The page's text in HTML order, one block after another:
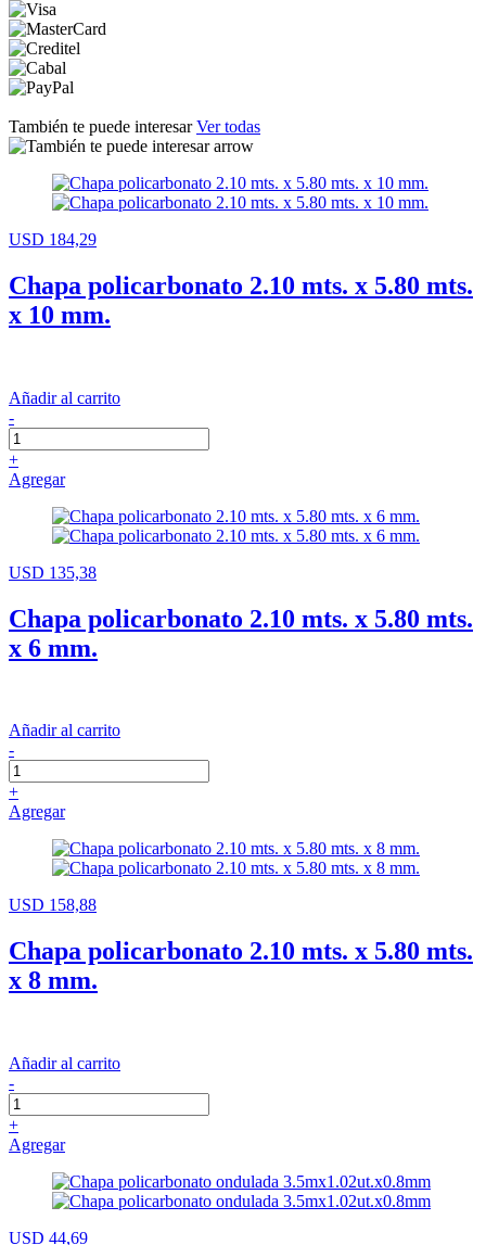
También te puede interesarVer todas
USD 184,29
Chapa policarbonato 2.10 mts. x 5.80 mts.
x 10 mm.
Añadir al carrito
-
+
Agregar
USD 135,38
Chapa policarbonato 2.10 mts. x 5.80 mts.
x 6 mm.
Añadir al carrito
-
+
Agregar
USD 158,88
Chapa policarbonato 2.10 mts. x 5.80 mts.
x 8 mm.
Añadir al carrito
-
+
Agregar
USD 44,69